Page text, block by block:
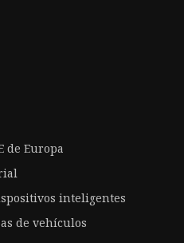
de Europa
inteligentes
de vehículos